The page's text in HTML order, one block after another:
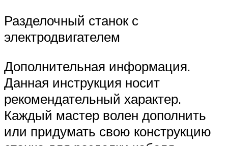
Разделочный станок с
электродвигателем
Дополнительная информация.
Данная инструкция носит
рекомендательный характер.
Каждый мастер волен дополнить
или придумать свою конструкцию